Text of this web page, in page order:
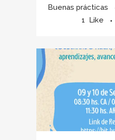
Buenas prácticas
1 Like